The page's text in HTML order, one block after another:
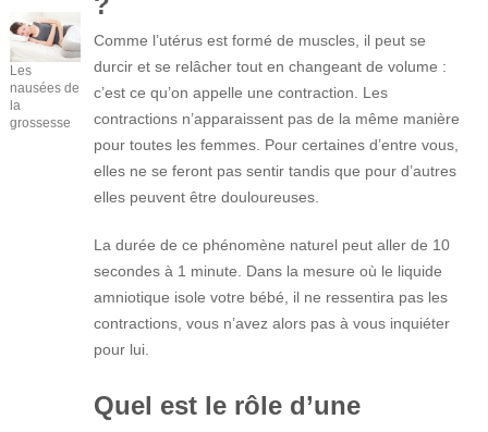
Comme l’utérus est formé de muscles, il peut se
durcir et se relâcher tout en changeant de volume :
c’est ce qu’on appelle une contraction. Les
contractions n’apparaissent pas de la même manière
pour toutes les femmes. Pour certaines d’entre vous,
elles ne se feront pas sentir tandis que pour d’autres
elles peuvent être douloureuses.
La durée de ce phénomène naturel peut aller de 10
secondes à 1 minute. Dans la mesure où le liquide
amniotique isole votre bébé, il ne ressentira pas les
contractions, vous n’avez alors pas à vous inquiéter
pour lui.
Quel est le rôle d’une
Les
nausées de
la
grossesse